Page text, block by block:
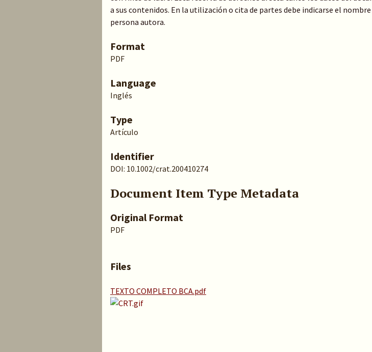
a sus contenidos. En la utilización o cita de partes debe indicarse el nombre
persona autora.
Format
PDF
Language
Inglés
Type
Artículo
Identifier
DOI: 10.1002/crat.200410274
Document Item Type Metadata
Original Format
PDF
Files
TEXTO COMPLETO BCA.pdf